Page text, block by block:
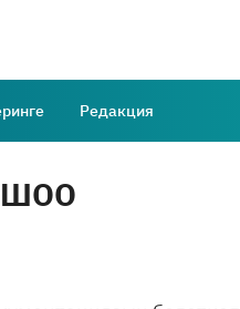
Редакция